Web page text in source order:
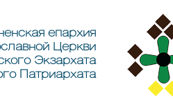
епархия
Церкви
Экзархата
Патриархата